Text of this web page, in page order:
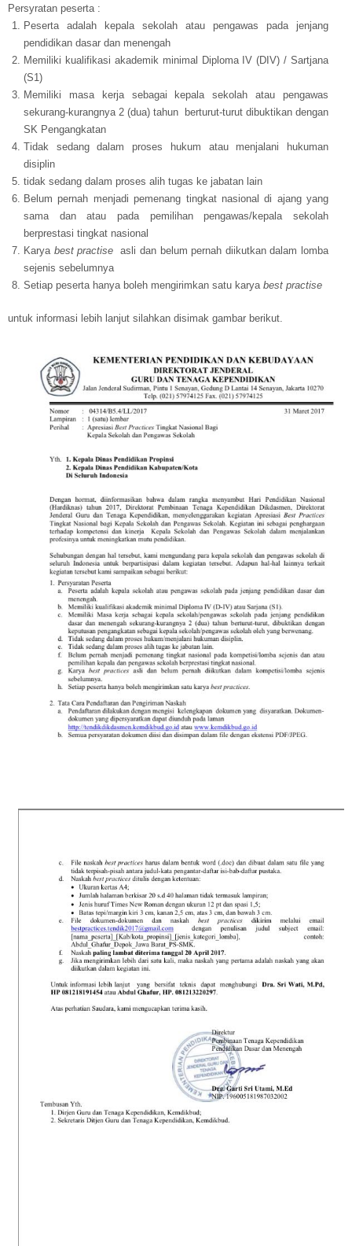
Persyratan peserta :
Peserta adalah kepala sekolah atau pengawas pada jenjang
pendidikan dasar dan menengah
Memiliki kualifikasi akademik minimal Diploma IV (DIV) / Sartjana
(S1)
Memiliki masa kerja sebagai kepala sekolah atau pengawas
sekurang-kurangnya 2 (dua) tahun berturut-turut dibuktikan dengan
SK Pengangkatan
Tidak sedang dalam proses hukum atau menjalani hukuman
disiplin
tidak sedang dalam proses alih tugas ke jabatan lain
Belum pernah menjadi pemenang tingkat nasional di ajang yang
sama dan atau pada pemilihan pengawas/kepala sekolah
berprestasi tingkat nasional
Karya best practise asli dan belum pernah diikutkan dalam lomba
sejenis sebelumnya
Setiap peserta hanya boleh mengirimkan satu karya best practise
untuk informasi lebih lanjut silahkan disimak gambar berikut.